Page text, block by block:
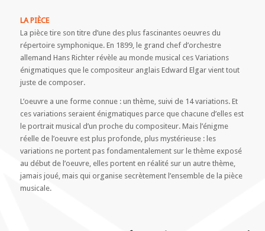
LA PIÈCE
La pièce tire son titre d’une des plus fascinantes oeuvres du
répertoire symphonique. En 1899, le grand chef d’orchestre
allemand Hans Richter révèle au monde musical ces Variations
énigmatiques que le compositeur anglais Edward Elgar vient tout
juste de composer.
L’oeuvre a une forme connue : un thème, suivi de 14 variations. Et
ces variations seraient énigmatiques parce que chacune d’elles est
le portrait musical d’un proche du compositeur. Mais l’énigme
réelle de l’oeuvre est plus profonde, plus mystérieuse : les
variations ne portent pas fondamentalement sur le thème exposé
au début de l’oeuvre, elles portent en réalité sur un autre thème,
jamais joué, mais qui organise secrètement l’ensemble de la pièce
musicale.